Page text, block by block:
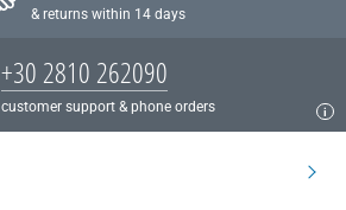
& returns within 14 days
+30 2810 262090
customer support & phone orders